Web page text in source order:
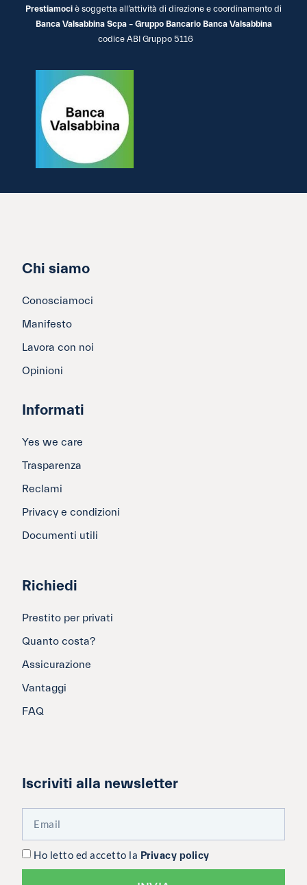
Prestiamoci è soggetta all’attività di direzione e coordinamento di
Banca Valsabbina Scpa – Gruppo Bancario Banca Valsabbina
codice ABI Gruppo 5116
Chi siamo
Conosciamoci
Manifesto
Lavora con noi
Opinioni
Informati
Yes we care
Trasparenza
Reclami
Privacy e condizioni
Documenti utili
Richiedi
Prestito per privati
Quanto costa?
Assicurazione
Vantaggi
FAQ
Iscriviti alla newsletter
Ho letto ed accetto la Privacy policy